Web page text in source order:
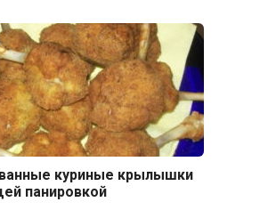
куриные крылышки
панировкой